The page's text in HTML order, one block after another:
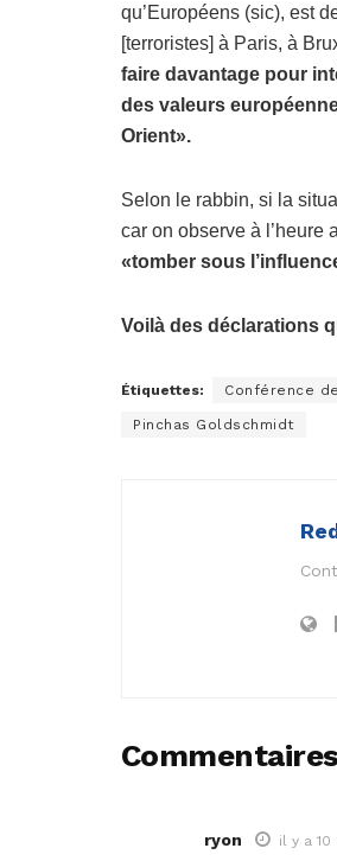
qu’Européens (sic), est
[terroristes] à Paris, à
faire davantage pour
des valeurs
Orient».
Selon le rabbin, si la
car on observe à l’heure
«tomber sous
Voilà des déclarations
Étiquettes: Conférence
Pinchas Goldschmidt
Commentaires
ryon il y a 10